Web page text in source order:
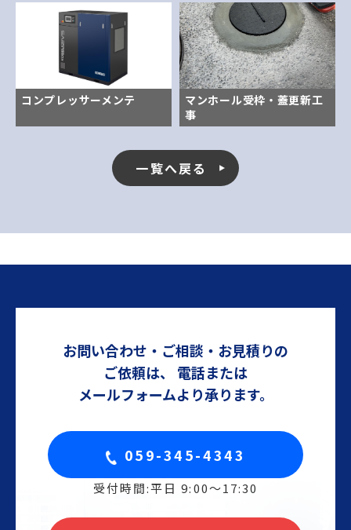
コンプレッサーメンテ
マンホール受枠・蓋更新工
事
一覧へ戻る
お問い合わせ・ご相談・お見積りの
ご依頼は、
電話または
メールフォームより承ります。
059-345-4343
受付時間:平日 9:00〜17:30